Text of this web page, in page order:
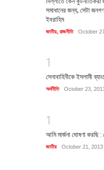
সমাধানের জন্য, সেটা
ইবরাহিম
জাতীয়, রাজনীতি October
1
সেনাবাহিনীকে ইসলামী
অর্থনীতি October 23,
1
আমি মার্জনা ঘোষণা করছি :
জাতীয় October 21, 2013